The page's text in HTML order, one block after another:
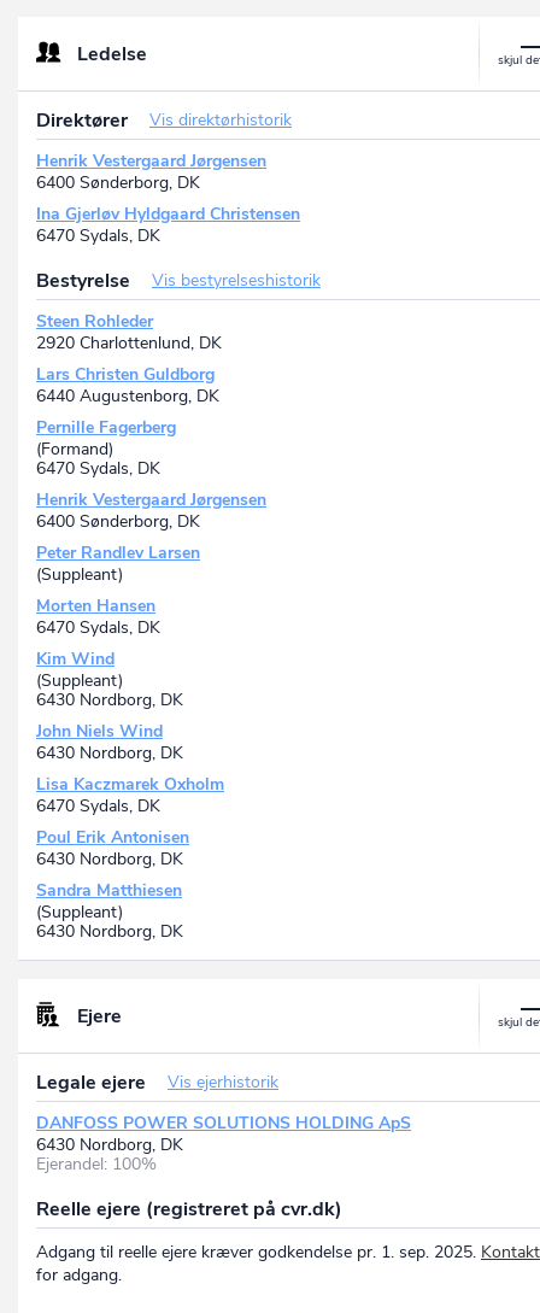
Danfoss Power Solutions ApS
P-nr.: 1027896959
Marsvej 5, 6000 Kolding, DK
DANFOSS POWER SOLUTIONS ApS
P-nr.: 1019186551
Hårupvænget 11, 8600 Silkeborg, DK
Ledelse
Direktører
Vis direktørhistorik
Henrik Vestergaard Jørgensen
6400 Sønderborg, DK
Ina Gjerløv Hyldgaard Christensen
6470 Sydals, DK
Bestyrelse
Vis bestyrelseshistorik
Steen Rohleder
2920 Charlottenlund, DK
Lars Christen Guldborg
6440 Augustenborg, DK
Pernille Fagerberg
(Formand)
6470 Sydals, DK
Henrik Vestergaard Jørgensen
6400 Sønderborg, DK
Peter Randlev Larsen
(Suppleant)
Morten Hansen
6470 Sydals, DK
Kim Wind
(Suppleant)
6430 Nordborg, DK
John Niels Wind
6430 Nordborg, DK
Lisa Kaczmarek Oxholm
6470 Sydals, DK
Poul Erik Antonisen
6430 Nordborg, DK
Sandra Matthiesen
(Suppleant)
6430 Nordborg, DK
Ejere
Legale ejere
Vis ejerhistorik
DANFOSS POWER SOLUTIONS HOLDING ApS
6430 Nordborg, DK
Ejerandel: 100%
Reelle ejere (registreret på cvr.dk)
Adgang til reelle ejere kræver godkendelse pr. 1. sep. 2025.
for adgang.